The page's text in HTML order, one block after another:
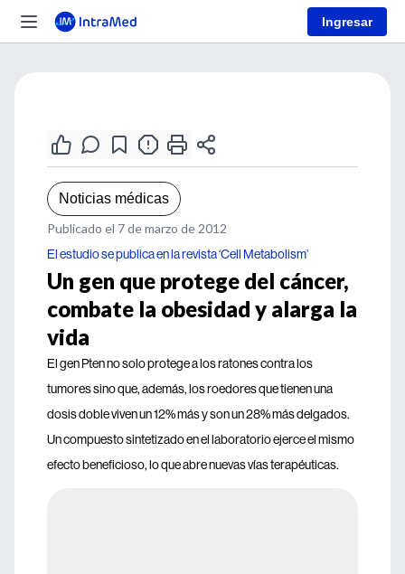
Ingresar
Noticias médicas
Publicado el 7 de marzo de 2012
El estudio se publica en la revista ‘Cell Metabolism’
Un gen que protege del cáncer,
combate la obesidad y alarga la
vida
El gen Pten no solo protege a los ratones contra los
tumores sino que, además, los roedores que tienen una
dosis doble viven un 12% más y son un 28% más delgados.
Un compuesto sintetizado en el laboratorio ejerce el mismo
efecto beneficioso, lo que abre nuevas vías terapéuticas.